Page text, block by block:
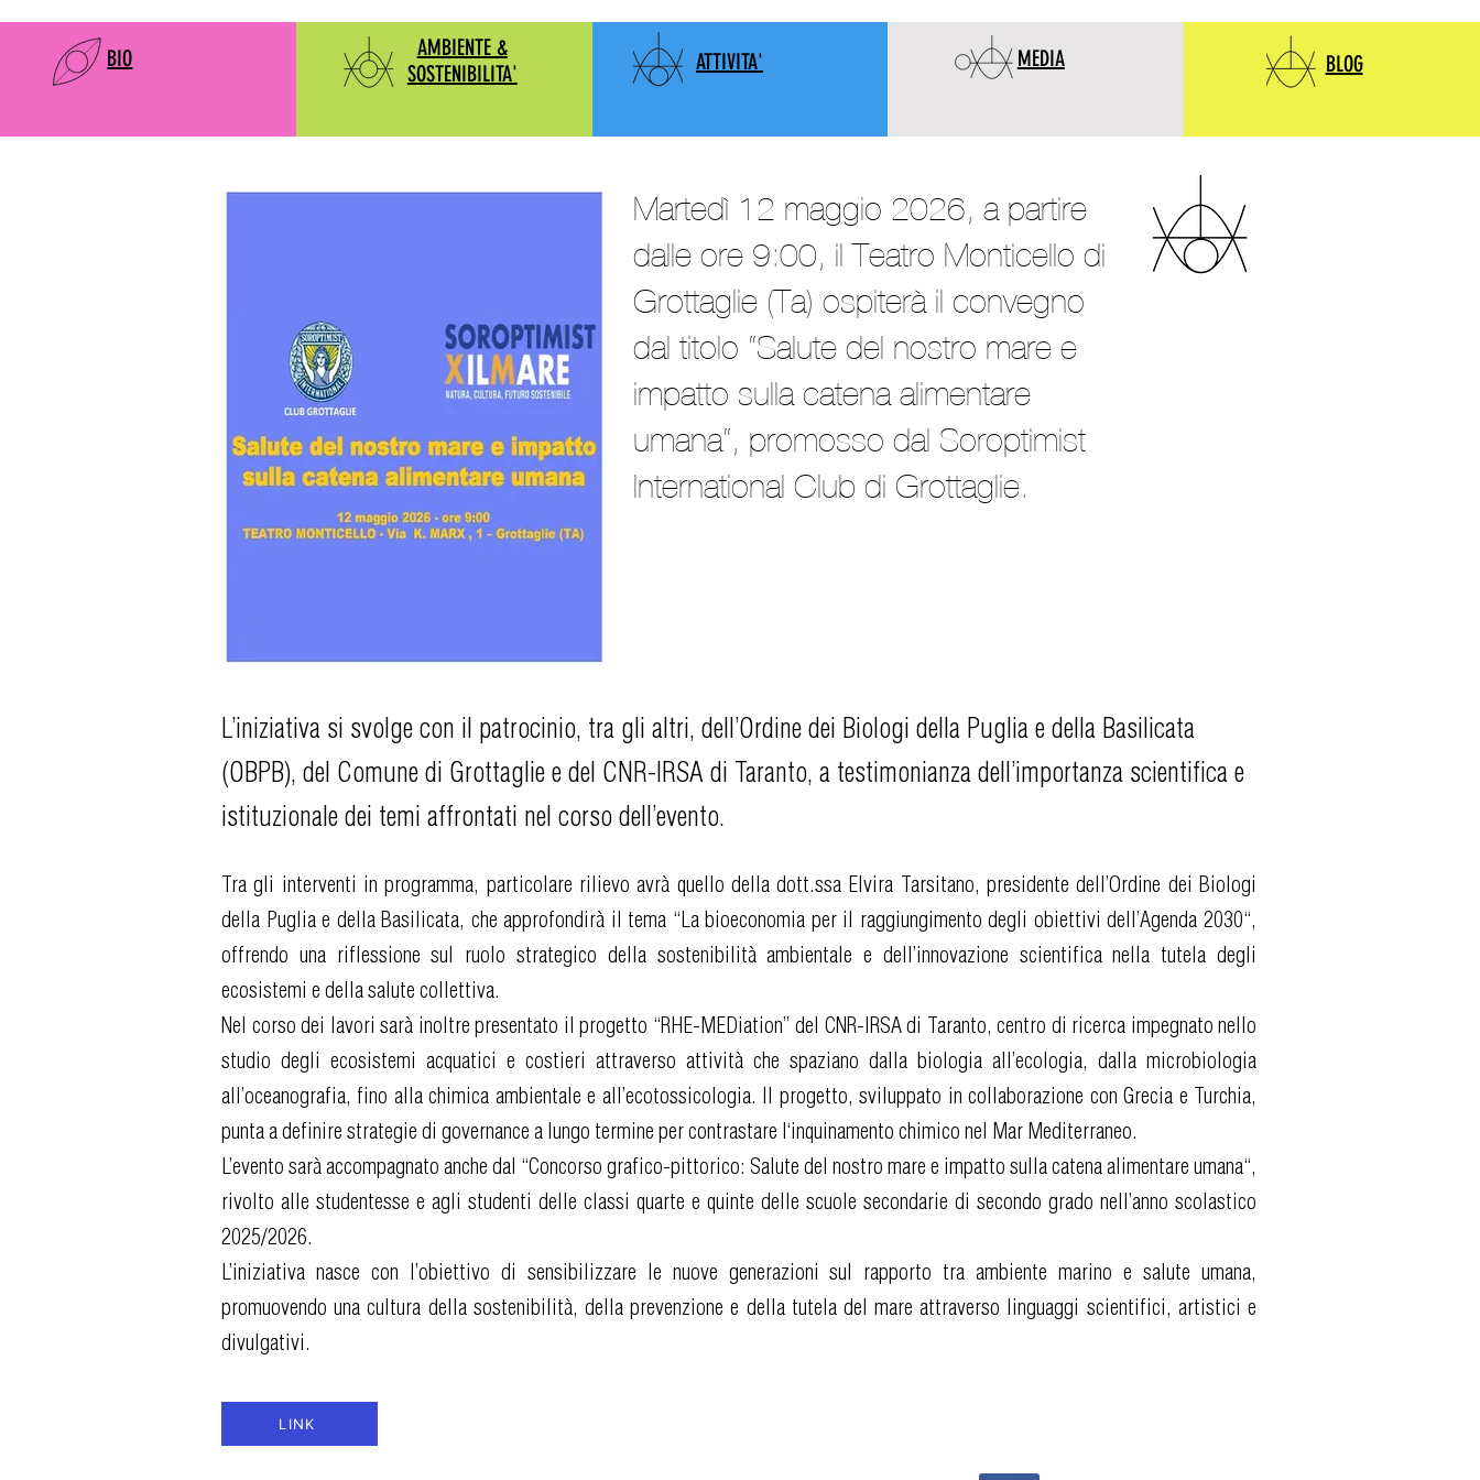
BIO
AMBIENTE &
SOSTENIBILITA'
ATTIVITA' MEDIA BLOG
Martedì 12 maggio 2026, a partire
dalle ore 9:00, il Teatro Monticello di
Grottaglie (Ta) ospiterà il convegno
dal titolo “Salute del nostro mare e
impatto sulla catena alimentare
umana“, promosso dal Soroptimist
International Club di Grottaglie.
L’iniziativa si svolge con il patrocinio, tra gli altri, dell’Ordine dei Biologi della Puglia e della Basilicata
(OBPB), del Comune di Grottaglie e del CNR-IRSA di Taranto, a testimonianza dell’importanza scientifica e
istituzionale dei temi affrontati nel corso dell’evento.
Tra gli interventi in programma, particolare rilievo avrà quello della dott.ssa Elvira Tarsitano, presidente dell’Ordine dei Biologi
della Puglia e della Basilicata, che approfondirà il tema “La bioeconomia per il raggiungimento degli obiettivi dell’Agenda 2030“,
offrendo una riflessione sul ruolo strategico della sostenibilità ambientale e dell’innovazione scientifica nella tutela degli
ecosistemi e della salute collettiva.
Nel corso dei lavori sarà inoltre presentato il progetto “RHE-MEDiation” del CNR-IRSA di Taranto, centro di ricerca impegnato nello
studio degli ecosistemi acquatici e costieri attraverso attività che spaziano dalla biologia all’ecologia, dalla microbiologia
all’oceanografia, fino alla chimica ambientale e all’ecotossicologia. Il progetto, sviluppato in collaborazione con Grecia e Turchia,
punta a definire strategie di governance a lungo termine per contrastare l‘inquinamento chimico nel Mar Mediterraneo.
L’evento sarà accompagnato anche dal “Concorso grafico-pittorico: Salute del nostro mare e impatto sulla catena alimentare umana“,
rivolto alle studentesse e agli studenti delle classi quarte e quinte delle scuole secondarie di secondo grado nell’anno scolastico
2025/2026.
L’iniziativa nasce con l’obiettivo di sensibilizzare le nuove generazioni sul rapporto tra ambiente marino e salute umana,
promuovendo una cultura della sostenibilità, della prevenzione e della tutela del mare attraverso linguaggi scientifici, artistici e
divulgativi.
LINK